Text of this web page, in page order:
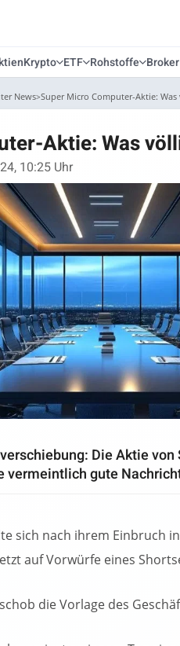
Krypto ETF Rohstoffe
News Super Micro Computer-Aktie:
Aktie: Was
10:25 Uhr
Die Aktie
vermeintlich gute
sich nach ihrem Einbruch
auf Vorwürfe eines
die Vorlage des